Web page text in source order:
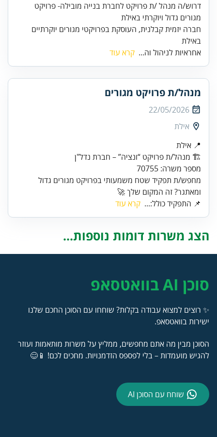
דרוש/ה מנהל /ת פרויקט לחברת בנייה מובילה- פרויקט
חברה יזמית קבלנית, העוסקת בפרויקטי מגורים יוקרתיים
באילת
אחראיות לניהול וה... קרא עוד
מנהל/ת פרויקט מגורים
22/05/2026
אילת
מספר משרה: 70755
מחפש/ת תפקיד שטח משמעותי בפרויקט מגורים גדול
ומאתגר? זה המקום שלך 🚀
📌 התפקיד כולל:... קרא עוד
הצג משרות דומות נוספות...
סוכן AI בוואטסאפ
✨ רוצים למצוא עבודה בקלות? שוחחו עם הסוכן החכם שלנו
ישירות בוואטסאפ.
הסוכן מבין מה אתם מחפשים, ממליץ על משרות מותאמות ועוזר
להגיש מועמדות – בלי לפספס הזדמנויות. מחכים לכם! 📱😊
שוחח עם הסוכן AI